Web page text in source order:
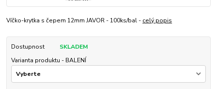
Víčko-krytka s čepem 12mm JAVOR - 100ks/bal - celý popis
Dostupnost
SKLADEM
Varianta produktu - BALENÍ